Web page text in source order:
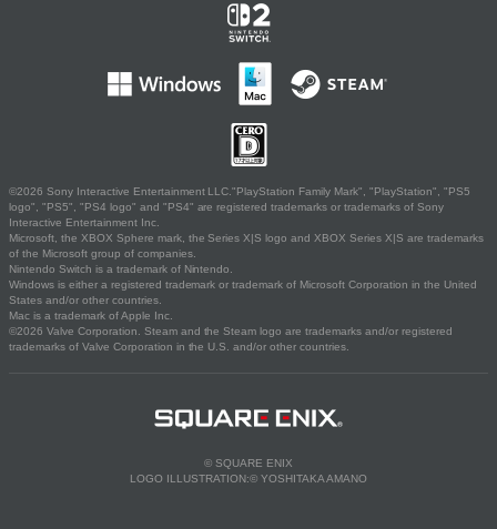
©2026 Sony Interactive Entertainment LLC."PlayStation Family Mark", "PlayStation", "PS5
logo", "PS5", "PS4 logo" and "PS4" are registered trademarks or trademarks of Sony
Interactive Entertainment Inc.
Microsoft, the XBOX Sphere mark, the Series X|S logo and XBOX Series X|S are trademarks
of the Microsoft group of companies.
Nintendo Switch is a trademark of Nintendo.
Windows is either a registered trademark or trademark of Microsoft Corporation in the United
States and/or other countries.
Mac is a trademark of Apple Inc.
©2026 Valve Corporation. Steam and the Steam logo are trademarks and/or registered
trademarks of Valve Corporation in the U.S. and/or other countries.
© SQUARE ENIX
LOGO ILLUSTRATION:© YOSHITAKA AMANO